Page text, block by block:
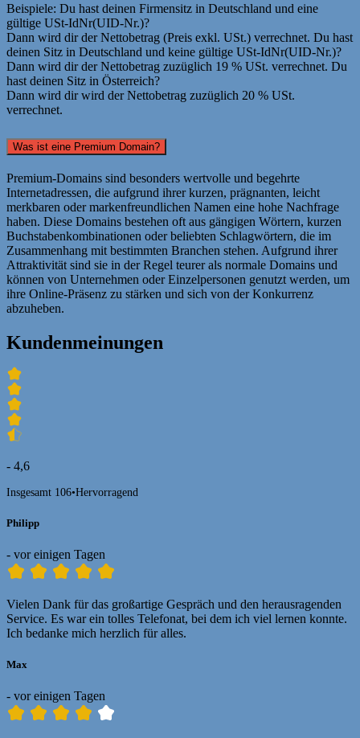
Beispiele: Du hast deinen Firmensitz in Deutschland und eine
gültige USt-IdNr(UID-Nr.)?
Dann wird dir der Nettobetrag (Preis exkl. USt.) verrechnet. Du hast
deinen Sitz in Deutschland und keine gültige USt-IdNr(UID-Nr.)?
Dann wird dir der Nettobetrag zuzüglich 19 % USt. verrechnet. Du
hast deinen Sitz in Österreich?
Dann wird dir wird der Nettobetrag zuzüglich 20 % USt.
verrechnet.
Was ist eine Premium Domain?
Premium-Domains sind besonders wertvolle und begehrte
Internetadressen, die aufgrund ihrer kurzen, prägnanten, leicht
merkbaren oder markenfreundlichen Namen eine hohe Nachfrage
haben. Diese Domains bestehen oft aus gängigen Wörtern, kurzen
Buchstabenkombinationen oder beliebten Schlagwörtern, die im
Zusammenhang mit bestimmten Branchen stehen. Aufgrund ihrer
Attraktivität sind sie in der Regel teurer als normale Domains und
können von Unternehmen oder Einzelpersonen genutzt werden, um
ihre Online-Präsenz zu stärken und sich von der Konkurrenz
abzuheben.
Kundenmeinungen
- 4,6
Insgesamt 106•Hervorragend
Philipp
- vor einigen Tagen
Vielen Dank für das großartige Gespräch und den herausragenden
Service. Es war ein tolles Telefonat, bei dem ich viel lernen konnte.
Ich bedanke mich herzlich für alles.
Max
- vor einigen Tagen